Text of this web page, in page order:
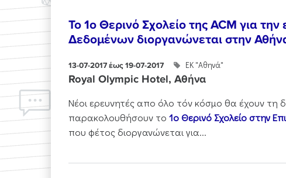
To 1ο Θερινό Σχολείο της ACM για
Δεδομένων διοργανώνεται στην
13-07-2017 έως 19-07-2017 ΕΚ "Αθηνά"
Royal Olympic Hotel, Αθήνα
Νέοι ερευνητές απο όλο τόν κόσμο θα έχουν τη
παρακολουθήσουν το 1οΘερινό Σχολείο στην
που φέτος διοργανώνεται για...